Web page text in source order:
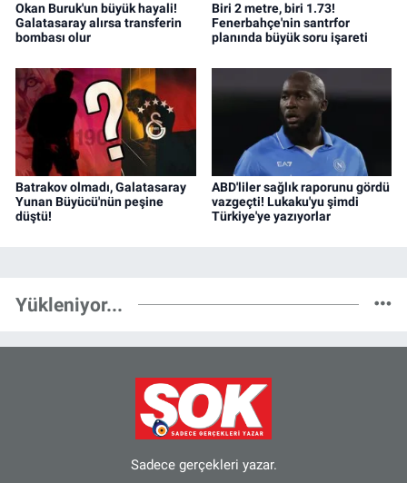
Okan Buruk'un büyük hayali!
Galatasaray alırsa transferin
bombası olur
Biri 2 metre, biri 1.73!
Fenerbahçe'nin santrfor
planında büyük soru işareti
Batrakov olmadı, Galatasaray
Yunan Büyücü'nün peşine
düştü!
ABD'liler sağlık raporunu gördü
vazgeçti! Lukaku'yu şimdi
Türkiye'ye yazıyorlar
Yükleniyor...
Sadece gerçekleri yazar.